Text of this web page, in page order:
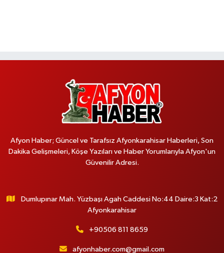
Afyon Haber; Güncel ve Tarafsız Afyonkarahisar Haberleri, Son
Dakika Gelişmeleri, Köşe Yazıları ve Haber Yorumlarıyla Afyon'un
Güvenilir Adresi.
Dumlupınar Mah. Yüzbaşı Agah Caddesi No:44 Daire:3 Kat:2
Afyonkarahisar
+90506 811 8659
afyonhaber.com@gmail.com